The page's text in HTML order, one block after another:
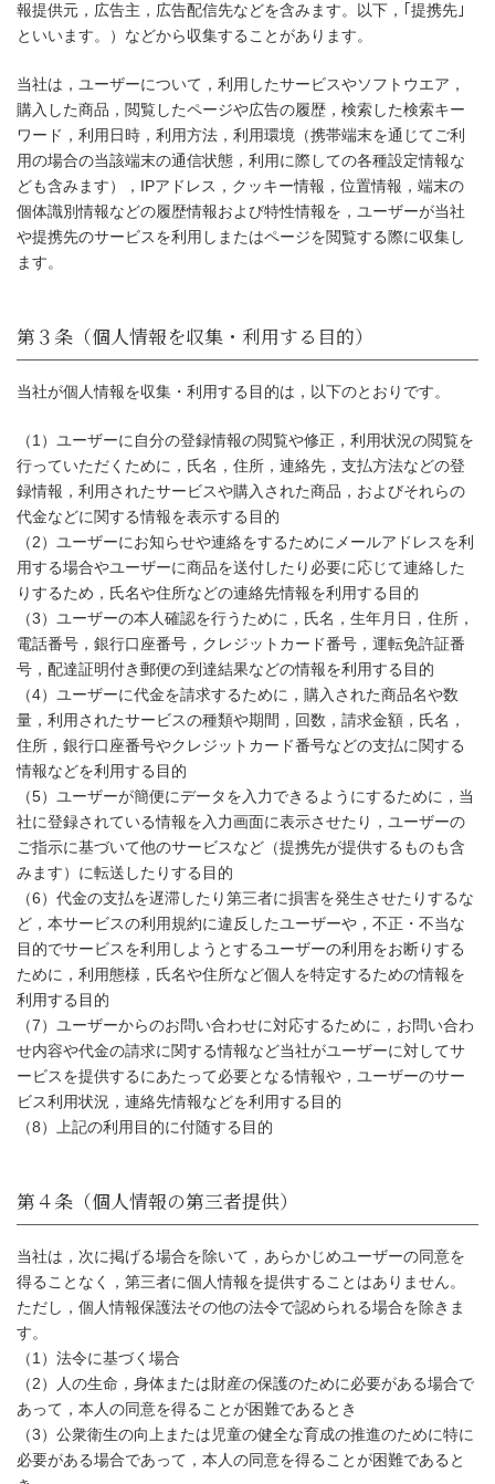
第２条（プライバシー情報の収集方法）
報提供元，広告主，広告配信先などを含みます。以下，｢提携先｣
といいます。）などから収集することがあります。
当社は，ユーザーについて，利用したサービスやソフトウエア，
購入した商品，閲覧したページや広告の履歴，検索した検索キー
ワード，利用日時，利用方法，利用環境（携帯端末を通じてご利
用の場合の当該端末の通信状態，利用に際しての各種設定情報な
ども含みます），IPアドレス，クッキー情報，位置情報，端末の
個体識別情報などの履歴情報および特性情報を，ユーザーが当社
や提携先のサービスを利用しまたはページを閲覧する際に収集し
ます。
第３条（個人情報を収集・利用する目的）
当社が個人情報を収集・利用する目的は，以下のとおりです。
（1）ユーザーに自分の登録情報の閲覧や修正，利用状況の閲覧を
行っていただくために，氏名，住所，連絡先，支払方法などの登
録情報，利用されたサービスや購入された商品，およびそれらの
代金などに関する情報を表示する目的
（2）ユーザーにお知らせや連絡をするためにメールアドレスを利
用する場合やユーザーに商品を送付したり必要に応じて連絡した
りするため，氏名や住所などの連絡先情報を利用する目的
（3）ユーザーの本人確認を行うために，氏名，生年月日，住所，
電話番号，銀行口座番号，クレジットカード番号，運転免許証番
号，配達証明付き郵便の到達結果などの情報を利用する目的
（4）ユーザーに代金を請求するために，購入された商品名や数
量，利用されたサービスの種類や期間，回数，請求金額，氏名，
住所，銀行口座番号やクレジットカード番号などの支払に関する
情報などを利用する目的
（5）ユーザーが簡便にデータを入力できるようにするために，当
社に登録されている情報を入力画面に表示させたり，ユーザーの
ご指示に基づいて他のサービスなど（提携先が提供するものも含
みます）に転送したりする目的
（6）代金の支払を遅滞したり第三者に損害を発生させたりするな
ど，本サービスの利用規約に違反したユーザーや，不正・不当な
目的でサービスを利用しようとするユーザーの利用をお断りする
ために，利用態様，氏名や住所など個人を特定するための情報を
利用する目的
（7）ユーザーからのお問い合わせに対応するために，お問い合わ
せ内容や代金の請求に関する情報など当社がユーザーに対してサ
ービスを提供するにあたって必要となる情報や，ユーザーのサー
ビス利用状況，連絡先情報などを利用する目的
（8）上記の利用目的に付随する目的
当社は，次に掲げる場合を除いて，あらかじめユーザーの同意を
得ることなく，第三者に個人情報を提供することはありません。
ただし，個人情報保護法その他の法令で認められる場合を除きま
す。
（1）法令に基づく場合
（2）人の生命，身体または財産の保護のために必要がある場合で
あって，本人の同意を得ることが困難であるとき
（3）公衆衛生の向上または児童の健全な育成の推進のために特に
必要がある場合であって，本人の同意を得ることが困難であると